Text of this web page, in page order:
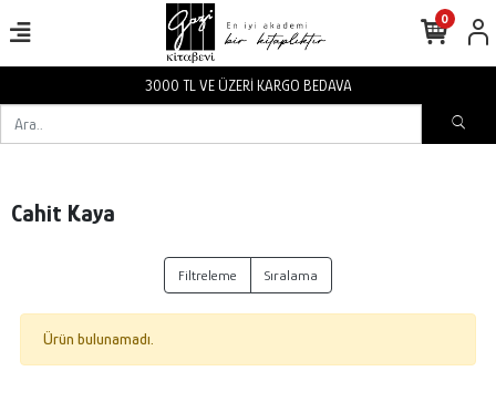
3000 TL VE ÜZERİ KARGO BEDAVA
0
Cahit Kaya
Filtreleme Sıralama
Ürün bulunamadı.